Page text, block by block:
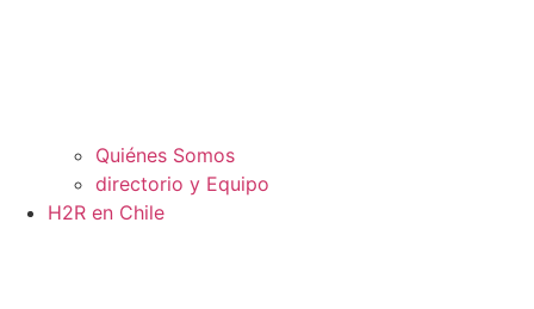
Quiénes Somos
directorio y Equipo
H2R en Chile